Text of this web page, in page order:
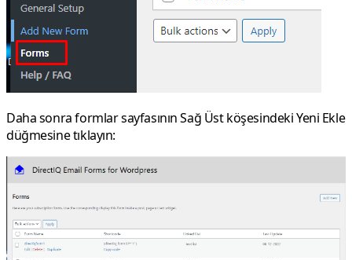
Daha sonra formlar sayfasının Sağ Üst köşesindeki Yeni Ekle
düğmesine tıklayın: